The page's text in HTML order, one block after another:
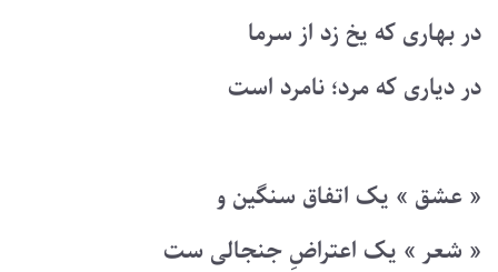
در بهاری که یخ زد از سرما
در دیاری که مرد؛ نامرد است
« عشق » یک اتفاق سنگین و
« شعر » یک اعتراضِ جنجالی ست